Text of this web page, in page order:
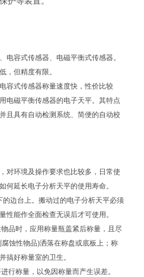
电容式传感器、电磁平衡式传感器。
，但精度有限。
容式传感器称量速度快，性价比较
电磁平衡传感器的电子天平。其特点
且具有自动检测系统、简便的自动校
对环境及操作要求也比较多，日常使
何延长电子分析天平的使用寿命。
的边台上。搬动过的电子分析天平必须
性能作全面检查无误后才可使用。
品时，应用称量瓶盖紧后称量，且尽
蚀性物品)洒落在称盘或底板上；称
搞好称量室的卫生。
行称量，以免因称量而产生误差。